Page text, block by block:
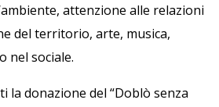
attenzione alle relazioni
del territorio, arte, musica,
nel sociale.
la donazione del “Doblò senza